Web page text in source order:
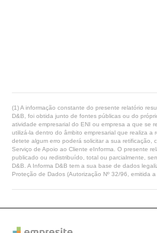
(1) A informação constante do presente relatório
D&B, foi obtida junto de fontes públicas ou do
atividade empresarial do ENI ou empresa a que se
utilizá-la dentro do âmbito empresarial que realiza a
detete algum erro poderá solicitar a sua retificação,
Serviço de Apoio ao Cliente eInforma. O presente
publicado ou redistribuído, total ou parcialmente,
D&B. A Informa D&B tem a sua base de dados
Proteção de Dados (Autorização Nº 32/96, emitida a